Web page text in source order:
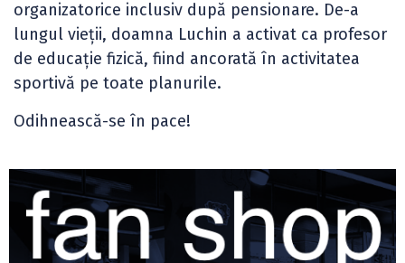
organizatorice inclusiv după pensionare. De-a
lungul vieții, doamna Luchin a activat ca profesor
de educație fizică, fiind ancorată în activitatea
sportivă pe toate planurile.
Odihnească-se în pace!